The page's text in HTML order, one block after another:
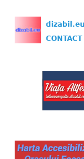
dizabil.eu
CONTACT